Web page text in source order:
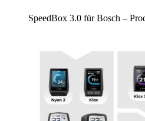
SpeedBox 3.0 für Bosch –